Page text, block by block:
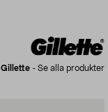
Gillette - Se alla produkter